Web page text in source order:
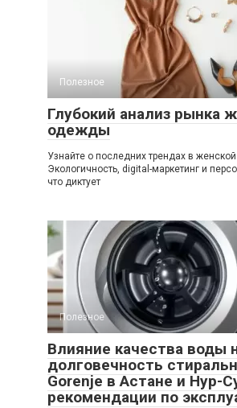
Полезное
Глубокий анализ рынка
одежды
Узнайте о последних трендах в
Экологичность, digital-маркетинг и
что диктует
Полезное
Влияние качества воды
долговечность
Gorenje в Астане и Нур-
рекомендации по